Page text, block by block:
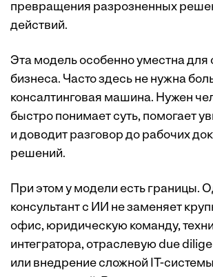
превращения разрозненных
действий.
Эта модель особенно уместна для
бизнеса. Часто здесь не нужна
консалтинговая машина. Нужен
быстро понимает суть, помогает
и доводит разговор до рабочих
решений.
При этом у модели есть границы.
консультант с ИИ не заменяет
офис, юридическую команду,
интегратора, отраслевую due
или внедрение сложной IT-